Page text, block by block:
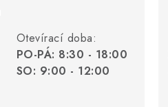
Otevírací doba:
PO-PÁ: 8:30 - 18:00
SO: 9:00 - 12:00